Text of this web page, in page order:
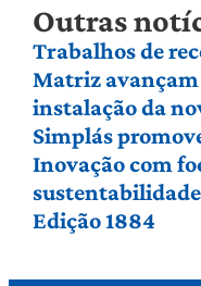
Outras
Trabalhos de
Matriz
instalação da
agosto
Simplás
Inovação com
Edição 1884